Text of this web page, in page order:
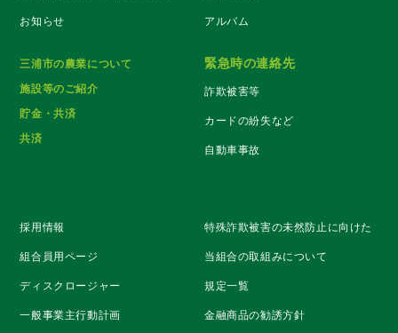
お知らせ アルバム
三浦市の農業について
施設等のご紹介
貯金・共済
共済
緊急時の連絡先
詐欺被害等
カードの紛失など
自動車事故
採用情報
組合員用ページ
ディスクロージャー
一般事業主行動計画
特殊詐欺被害の未然防止に向けた
当組合の取組みについて
規定一覧
金融商品の勧誘方針